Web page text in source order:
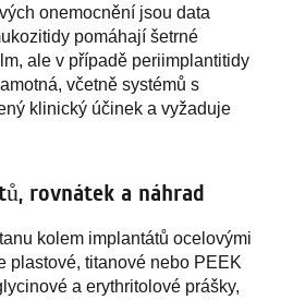
onemocnění jsou data
pomáhají šetrné
ale v případě periimplantitidy
včetně systémů s
klinický účinek a vyžaduje
rovnátek a náhrad
kolem implantátů ocelovými
plastové, titanové nebo PEEK
a erythritolové prášky,